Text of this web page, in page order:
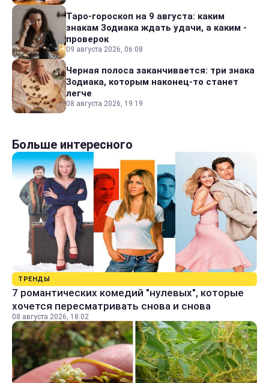
Таро-гороскоп на 9 августа: каким
знакам Зодиака ждать удачи, а каким -
проверок
09 августа 2026, 06:08
Черная полоса заканчивается: три знака
Зодиака, которым наконец-то станет
легче
08 августа 2026, 19:19
Больше интересного
ТРЕНДЫ
7 романтических комедий "нулевых", которые
хочется пересматривать снова и снова
08 августа 2026, 18:02